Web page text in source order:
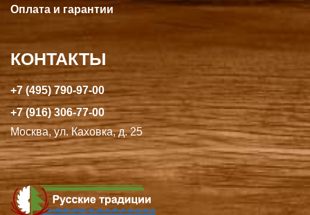
Оплата и гарантии
КОНТАКТЫ
+7 (495) 790-97-00
+7 (916) 306-77-00
Москва, ул. Каховка, д. 25